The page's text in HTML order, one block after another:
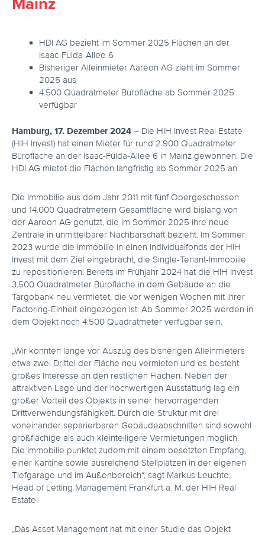
HDI AG bezieht im Sommer 2025 Flächen an der
Isaac-Fulda-Allee 6
Bisheriger Alleinmieter Aareon AG zieht im Sommer
2025 aus
4.500 Quadratmeter Bürofläche ab Sommer 2025
verfügbar
Hamburg, 17. Dezember 2024 – Die HIH Invest Real Estate
(HIH Invest) hat einen Mieter für rund 2.900 Quadratmeter
Bürofläche an der Isaac-Fulda-Allee 6 in Mainz gewonnen. Die
HDI AG mietet die Flächen langfristig ab Sommer 2025 an.
Die Immobilie aus dem Jahr 2011 mit fünf Obergeschossen
und 14.000 Quadratmetern Gesamtfläche wird bislang von
der Aareon AG genutzt, die im Sommer 2025 ihre neue
Zentrale in unmittelbarer Nachbarschaft bezieht. Im Sommer
2023 wurde die Immobilie in einen Individualfonds der HIH
Invest mit dem Ziel eingebracht, die Single-Tenant-Immobilie
zu repositionieren. Bereits im Frühjahr 2024 hat die HIH Invest
3.500 Quadratmeter Bürofläche in dem Gebäude an die
Targobank neu vermietet, die vor wenigen Wochen mit ihrer
Factoring-Einheit eingezogen ist. Ab Sommer 2025 werden in
dem Objekt noch 4.500 Quadratmeter verfügbar sein.
„Wir konnten lange vor Auszug des bisherigen Alleinmieters
etwa zwei Drittel der Fläche neu vermieten und es besteht
großes Interesse an den restlichen Flächen. Neben der
attraktiven Lage und der hochwertigen Ausstattung lag ein
großer Vorteil des Objekts in seiner hervorragenden
Drittverwendungsfähigkeit. Durch die Struktur mit drei
voneinander separierbaren Gebäudeabschnitten sind sowohl
großflächige als auch kleinteiligere Vermietungen möglich.
Die Immobilie punktet zudem mit einem besetzten Empfang,
einer Kantine sowie ausreichend Stellplätzen in der eigenen
Tiefgarage und im Außenbereich“, sagt Markus Leuchte,
Head of Letting Management Frankfurt a. M. der HIH Real
Estate.
„Das Asset Management hat mit einer Studie das Objekt